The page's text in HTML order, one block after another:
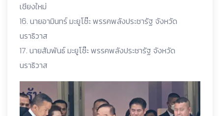
เชียงใหม่
16. นายอามินทร์ มะยูโซ๊ะ พรรคพลังประชารัฐ จังหวัด
นราธิวาส
17. นายสัมพันธ์ มะยูโซ๊ะ พรรคพลังประชารัฐ จังหวัด
นราธิวาส